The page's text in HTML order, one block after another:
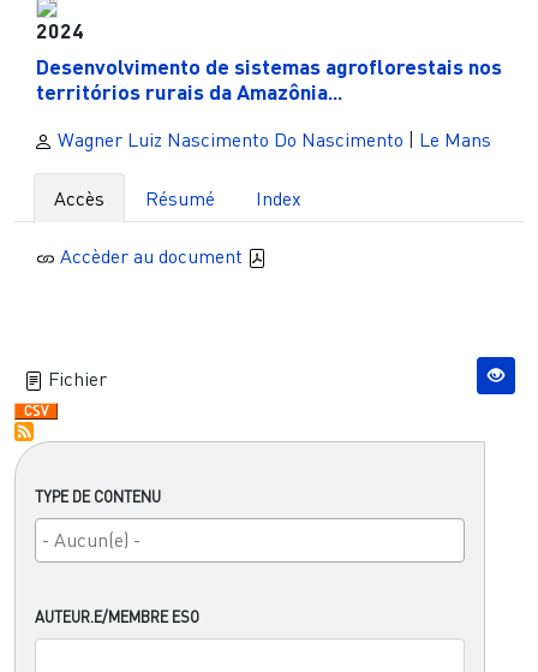
TYPE DE CONTENU
AUTEUR.E/MEMBRE ESO
2024
Desenvolvimento de sistemas agroflorestais nos
territórios rurais da Amazônia...
Wagner Luiz Nascimento Do Nascimento Le Mans
Accès Résumé Index
Accèder au document
Fichier